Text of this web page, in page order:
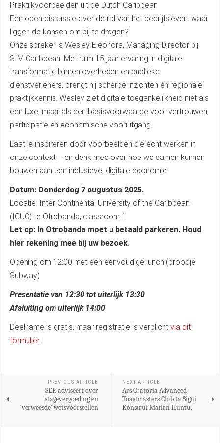
Praktijkvoorbeelden uit de Dutch Caribbean
Een open discussie over de rol van het bedrijfsleven: waar
liggen de kansen om bij te dragen?
Onze spreker is Wesley Eleonora, Managing Director bij
SIM Caribbean. Met ruim 15 jaar ervaring in digitale
transformatie binnen overheden en publieke
dienstverleners, brengt hij scherpe inzichten én regionale
praktijkkennis. Wesley ziet digitale toegankelijkheid niet als
een luxe, maar als een basisvoorwaarde voor vertrouwen,
participatie en economische vooruitgang.
Laat je inspireren door voorbeelden die écht werken in
onze context – en denk mee over hoe we samen kunnen
bouwen aan een inclusieve, digitale economie.
Datum: Donderdag 7 augustus 2025.
Locatie: Inter-Continental University of the Caribbean
(ICUC) te Otrobanda, classroom 1
Let op: In Otrobanda moet u betaald parkeren. Houd
hier rekening mee bij uw bezoek.
Opening om 12:00 met een eenvoudige lunch (broodje
Subway)
Presentatie van 12:30 tot uiterlijk 13:30
Afsluiting om uiterlijk 14:00
Deelname is gratis, maar registratie is verplicht via dit
formulier.
PREVIOUS ARTICLE
SER adviseert over
stagevergoeding en
‘verweesde’ wetsvoorstellen
NEXT ARTICLE
Ars Oratoria Advanced
Toastmasters Club ta Sigui
Konstruí Mañan Huntu.